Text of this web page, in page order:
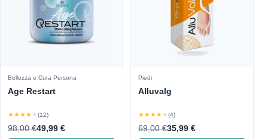
Bellezza e Cura Persona
Age Restart
★★★★★(12)
98,00 €49,99 €
Piedi
Alluvalg
★★★★★(4)
69,00 €35,99 €